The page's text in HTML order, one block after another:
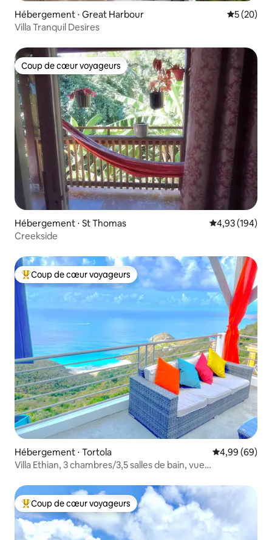
Hébergement ⋅ Great Harbour
5 (20)
Villa Tranquil Desires
Coup de cœur voyageurs
Coup de cœur voyageurs
Hébergement ⋅ St Thomas Évaluation
4,93 (194)
Creekside
Coups de cœur voyageurs les plus appréciés
Coup de cœur voyageurs
Hébergement ⋅ Tortola Évaluation
4,99 (69)
Villa Ethian, 3 chambres/3,5 salles de bain, vue
Coups de cœur voyageurs les plus appréciés
Coup de cœur voyageurs